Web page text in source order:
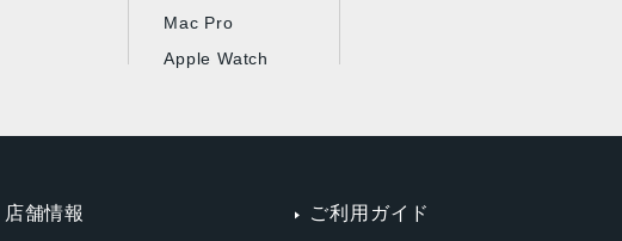
Mac Pro
Apple Watch
店舗情報 ご利用ガイド